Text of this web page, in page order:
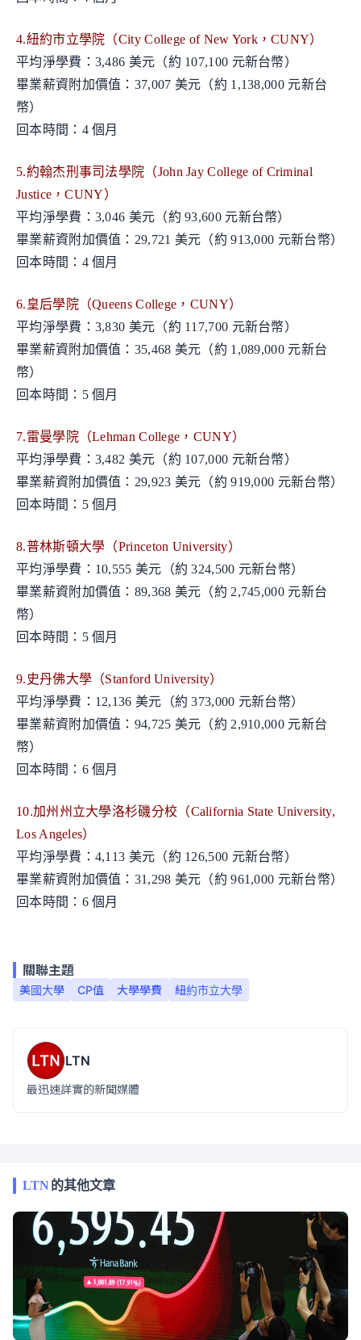
4.紐約市立學院（City College of New York，CUNY）
平均淨學費：3,486 美元（約 107,100 元新台幣）
畢業薪資附加價值：37,007 美元（約 1,138,000 元新台
幣）
回本時間：4 個月
5.約翰杰刑事司法學院（John Jay College of Criminal
Justice，CUNY）
平均淨學費：3,046 美元（約 93,600 元新台幣）
畢業薪資附加價值：29,721 美元（約 913,000 元新台幣）
回本時間：4 個月
6.皇后學院（Queens College，CUNY）
平均淨學費：3,830 美元（約 117,700 元新台幣）
畢業薪資附加價值：35,468 美元（約 1,089,000 元新台
幣）
回本時間：5 個月
7.雷曼學院（Lehman College，CUNY）
平均淨學費：3,482 美元（約 107,000 元新台幣）
畢業薪資附加價值：29,923 美元（約 919,000 元新台幣）
回本時間：5 個月
8.普林斯頓大學（Princeton University）
平均淨學費：10,555 美元（約 324,500 元新台幣）
畢業薪資附加價值：89,368 美元（約 2,745,000 元新台
幣）
回本時間：5 個月
9.史丹佛大學（Stanford University）
平均淨學費：12,136 美元（約 373,000 元新台幣）
畢業薪資附加價值：94,725 美元（約 2,910,000 元新台
幣）
回本時間：6 個月
10.加州州立大學洛杉磯分校（California State University,
Los Angeles）
平均淨學費：4,113 美元（約 126,500 元新台幣）
畢業薪資附加價值：31,298 美元（約 961,000 元新台幣）
回本時間：6 個月
關聯主題
美國大學 CP值 大學學費 紐約市立大學
LTN
最迅速詳實的新聞媒體
LTN的其他文章